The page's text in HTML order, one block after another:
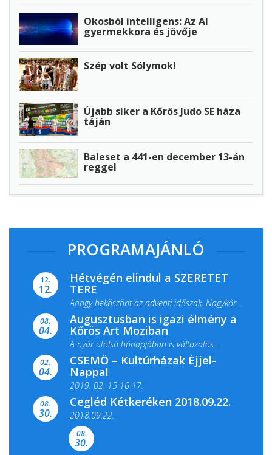
Okosból intelligens: Az AI
gyermekkora és jövője
Szép volt Sólymok!
Újabb siker a Kőrös Judo SE háza
táján
Baleset a 441-en december 13-án
reggel
PROGRAMAJÁNLÓ
12.
12.
Hétvégén elindul a SZERETET
TERE
Ahogy beköszönt az adventi időszak, Nagykőrös
ismét megtelik ünnepi fénnyel és közös...
08.
04.
Augusztusban is igazi élmény a
Kőrös Art Moziban
A nyár utolsó hónapjában is változatos
filmkínálattal, családi...
02.
04.
CSEMŐ – Kultúrházak Éjjel-
Nappal
2019. 02. 15-16-17.
Színes és tartalmas programokkal várja a
Csemői Községi Könyvtár és...
08.
30.
Cegléd Kétkeréken 2018.09.22.
2018.09.22.
08.
30.